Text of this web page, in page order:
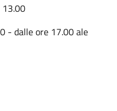
13.00
- dalle ore 17.00 ale